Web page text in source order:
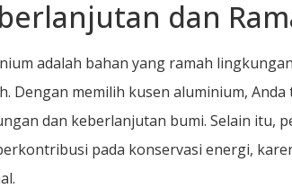
dan
adalah bahan yang ramah
Dengan memilih kusen aluminium,
dan keberlanjutan bumi. Selain itu,
pada konservasi energi,